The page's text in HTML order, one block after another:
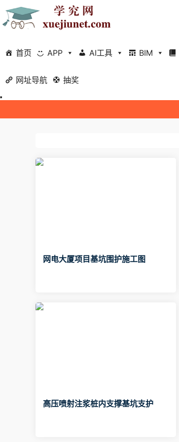
首页 APP AI工具 BIM
网址导航 抽奖
网电大厦项目基坑围护施工图
高压喷射注浆桩内支撑基坑支护